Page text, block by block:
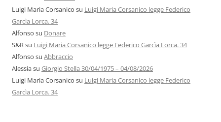
Luigi Maria Corsanico su Luigi Maria Corsanico legge Federico
Garcìa Lorca. 34
Alfonso su Donare
S&Rsu Luigi Maria Corsanico legge Federico Garcìa Lorca. 34
Alfonso su Abbraccio
Alessiasu Giorgio Stella 30/04/1975 – 04/08/2026
Luigi Maria Corsanico su Luigi Maria Corsanico legge Federico
Garcìa Lorca. 34